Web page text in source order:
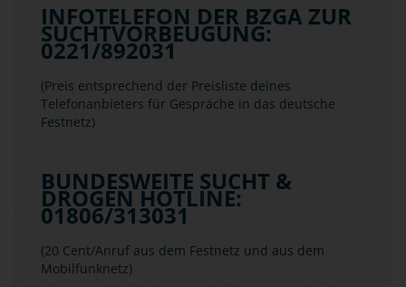
INFOTELEFON DER BZGA ZUR
SUCHTVORBEUGUNG:
0221/892031
(Preis entsprechend der Preisliste deines
Telefonanbieters für Gespräche in das deutsche
Festnetz)
BUNDESWEITE SUCHT &
DROGEN HOTLINE:
01806/313031
(20 Cent/Anruf aus dem Festnetz und aus dem
Mobilfunknetz)